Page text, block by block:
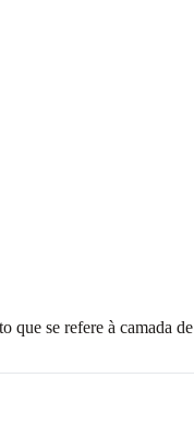
que se refere à camada